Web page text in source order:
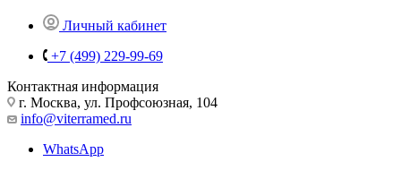
Личный кабинет
+7 (499) 229-99-69
Контактная информация
г. Москва, ул. Профсоюзная, 104
info@viterramed.ru
WhatsApp